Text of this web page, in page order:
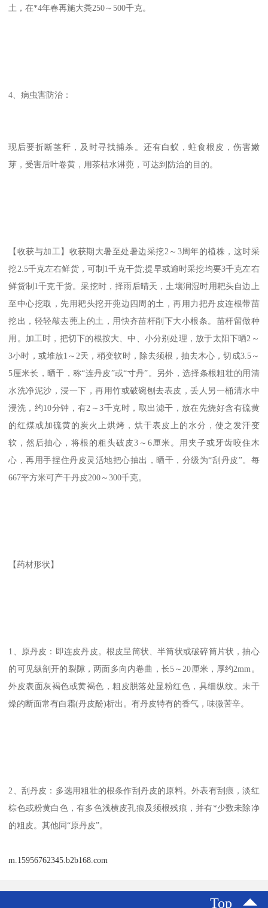
土，在*4年春再施大粪250～500千克。
4、病虫害防治：
现后要折断茎秆，及时寻找捕杀。还有白蚁，蛀食根皮，伤害嫩
芽，受害后叶卷黄，用茶枯水淋蔸，可达到防治的目的。
【收获与加工】收获期大暑至处暑边采挖2～3周年的植株，这时采
挖2.5千克左右鲜货，可制1千克干货;提早或逾时采挖均要3千克左右
鲜货制1千克干货。采挖时，择雨后晴天，土壤润湿时用耙头自边上
至中心挖取，先用耙头挖开蔸边四周的土，再用力把丹皮连根带苗
挖出，轻轻敲去蔸上的土，用快齐苗杆削下大小根条。苗杆留做种
用。加工时，把切下的根按大、中、小分别处理，放于太阳下晒2～
3小时，或堆放1～2天，稍变软时，除去须根，抽去木心，切成3.5～
5厘米长，晒干，称“连丹皮”或“寸丹”。另外，选择条根粗壮的用清
水洗净泥沙，浸一下，再用竹或破碗刨去表皮，丢人另一桶清水中
浸洗，约10分钟，有2～3千克时，取出滤干，放在先烧好含有硫黄
的红煤或加硫黄的炭火上烘烤，烘干表皮上的水分，使之发汗变
软，然后抽心，将根的粗头破皮3～6厘米。用夹子或牙齿咬住木
心，再用手捏住丹皮灵活地把心抽出，晒干，分级为“刮丹皮”。每
667平方米可产干丹皮200～300千克。
【药材形状】
1、原丹皮：即连皮丹皮。根皮呈筒状、半筒状或破碎筒片状，抽心
的可见纵剖开的裂隙，两面多向内卷曲，长5～20厘米，厚约2mm。
外皮表面灰褐色或黄褐色，粗皮脱落处显粉红色，具细纵纹。未干
燥的断面常有白霜(丹皮酚)析出。有丹皮特有的香气，味微苦辛。
2、刮丹皮：多选用粗壮的根条作刮丹皮的原料。外表有刮痕，淡红
棕色或粉黄白色，有多色浅横皮孔痕及须根残痕，并有*少数未除净
的粗皮。其他同“原丹皮”。
m.15956762345.b2b168.com
Top